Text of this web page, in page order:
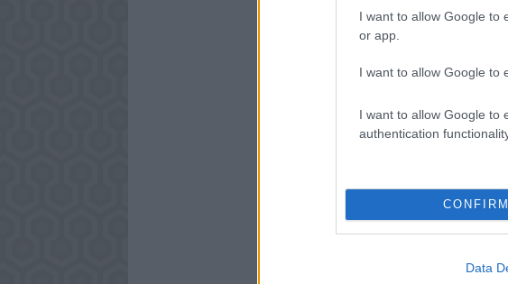
I want to allow Google to
or app.
I want to allow Google to
I want to allow Google to
authentication
CONFIRM
Data